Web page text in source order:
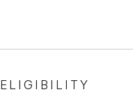
ELIGIBILITY